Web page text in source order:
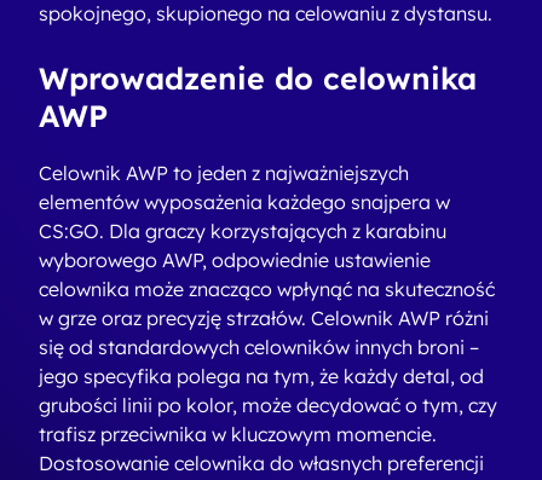
spokojnego, skupionego na celowaniu z dystansu.
Wprowadzenie do celownika
AWP
Celownik AWP to jeden z najważniejszych
elementów wyposażenia każdego snajpera w
CS:GO. Dla graczy korzystających z karabinu
wyborowego AWP, odpowiednie ustawienie
celownika może znacząco wpłynąć na skuteczność
w grze oraz precyzję strzałów. Celownik AWP różni
się od standardowych celowników innych broni –
jego specyfika polega na tym, że każdy detal, od
grubości linii po kolor, może decydować o tym, czy
trafisz przeciwnika w kluczowym momencie.
Dostosowanie celownika do własnych preferencji